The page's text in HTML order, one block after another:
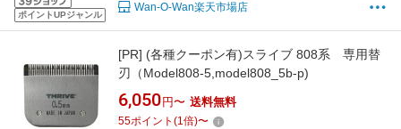
ポイントUPジャンル
Wan-O-Wan楽天市場店
[PR] (各種クーポン有)スライブ 808系 専用替
刃（Model808-5,model808_5b-p)
6,050 円〜 送料無料
55ポイント (1倍)〜